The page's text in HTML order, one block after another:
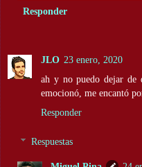
Responder
JLO 23 enero, 2020
ah y no puedo dejar de
emocionó, me encantó
Responder
Respuestas